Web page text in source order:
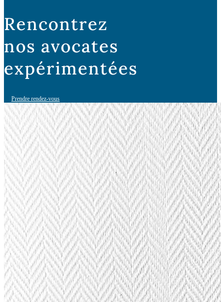
Rencontrez
nos avocates
expérimentées
Prendre rendez-vous